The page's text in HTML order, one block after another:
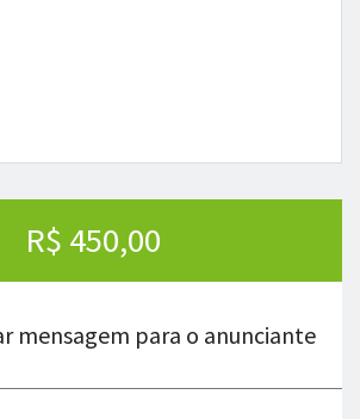
R$ 450,00
mensagem para o anunciante